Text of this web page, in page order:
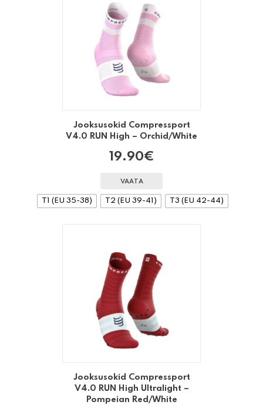
Jooksusokid Compressport
V4.0 RUN High – Orchid/White
19.90€
VAATA
T1 (EU 35-38) T2 (EU 39-41) T3 (EU 42-44)
Jooksusokid Compressport
V4.0 RUN High Ultralight –
Pompeian Red/White